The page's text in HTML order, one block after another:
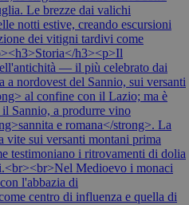
Le brezze dai valichi
notti estive, creando escursioni
dei vitigni tardivi come
h3><p>Il
— il più celebrato dai
nordovest del Sannio, sui versanti
al confine con il Lazio; ma è
Sannio, a produrre vino
e romana</strong>. La
vite sui versanti montani prima
testimoniano i ritrovamenti di dolia
Medioevo i monaci
l'abbazia di
centro di influenza e quella di